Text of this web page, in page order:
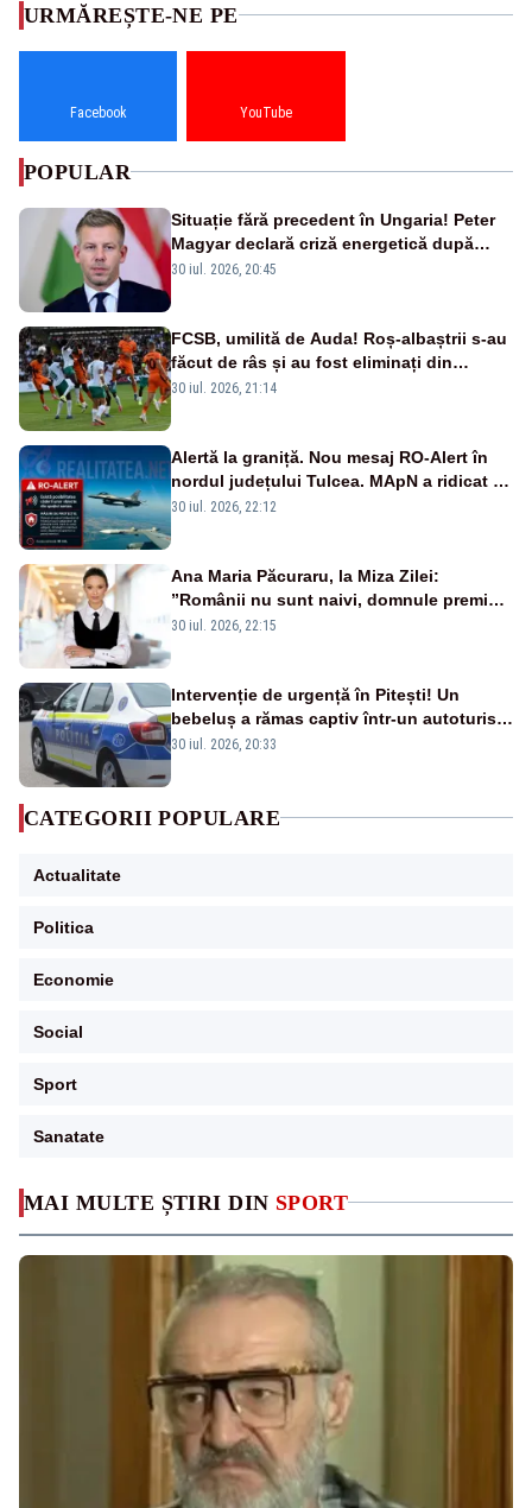
MAI MULTE ȘTIRI DIN SPORT
URMĂREȘTE-NE PE
Facebook YouTube
POPULAR
Situație fără precedent în Ungaria! Peter
Magyar declară criză energetică după
oprirea centralei de la Paks
30 iul. 2026, 20:45
FCSB, umilită de Auda! Roș-albaștrii s-au
făcut de râs și au fost eliminați din
Conference League
30 iul. 2026, 21:14
Alertă la graniță. Nou mesaj RO-Alert în
nordul județului Tulcea. MApN a ridicat de
la sol două avioane F-16
30 iul. 2026, 22:12
Ana Maria Păcuraru, la Miza Zilei:
”Românii nu sunt naivi, domnule premier
Bolojan”
30 iul. 2026, 22:15
Intervenție de urgență în Pitești! Un
bebeluș a rămas captiv într-un autoturism
din cauza unei defecțiuni
30 iul. 2026, 20:33
CATEGORII POPULARE
Actualitate
Politica
Economie
Social
Sport
Sanatate